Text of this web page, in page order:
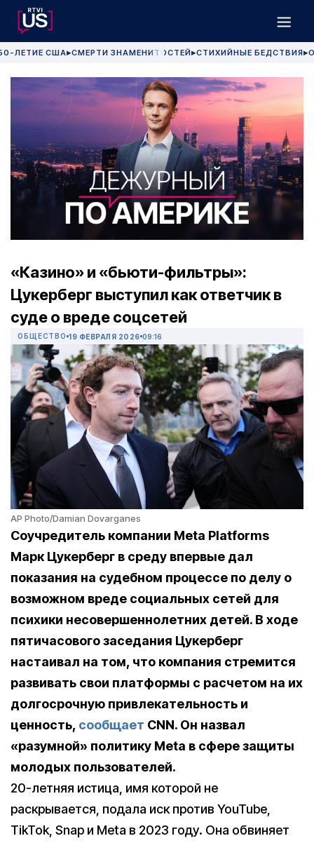
ЛЕТИЕ США▶СМЕРТИ ЗНАМЕНИТОСТЕЙ▶СТИХИЙНЫЕ БЕДСТВИЯ▶
«Казино» и «бьюти-фильтры»:
Цукерберг выступил как ответчик в
суде о вреде соцсетей
ОБЩЕСТВО 19 ФЕВРАЛЯ 2026 09:16
AP Photo/Damian Dovarganes
Соучредитель компании Meta Platforms
Марк Цукерберг в среду впервые дал
показания на судебном процессе по делу о
возможном вреде социальных сетей для
психики несовершеннолетних детей. В ходе
пятичасового заседания Цукерберг
настаивал на том, что компания стремится
развивать свои платформы с расчетом на их
долгосрочную привлекательность и
ценность, сообщает CNN. Он назвал
«разумной» политику Meta в сфере защиты
молодых пользователей.
20-летняя истица, имя которой не
раскрывается, подала иск против YouTube,
TikTok, Snap и Meta в 2023 году. Она обвиняет